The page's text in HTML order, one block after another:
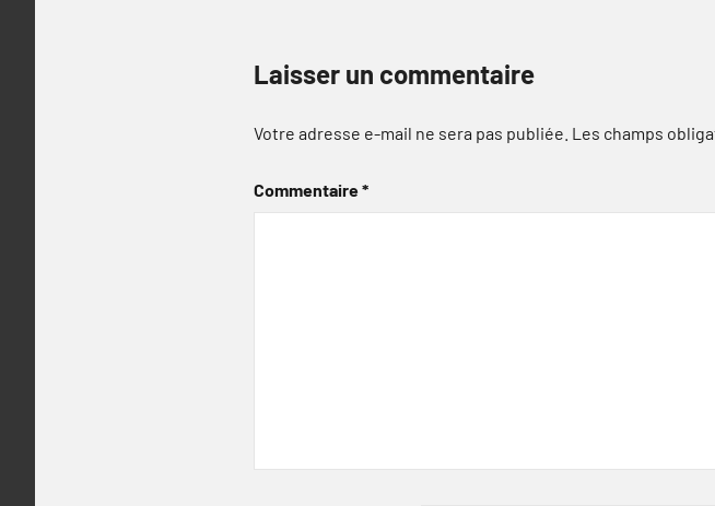
Laisser un commentaire
Votre adresse e-mail ne sera pas publiée. Les champs
Commentaire*